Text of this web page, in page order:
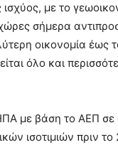
ισχύος, με το
σήμερα
οικονομία έως
όλο και
με βάση το ΑΕΠ
ισοτιμιών πριν το